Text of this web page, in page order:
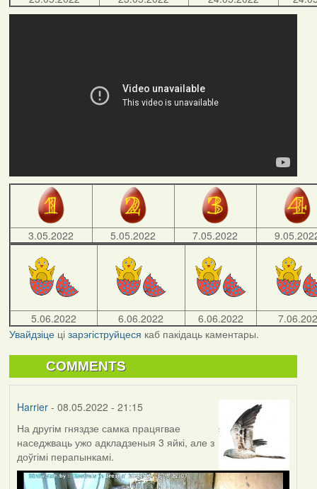
3.05.2022 5.05.2022 7.05.2022
5.06.2022 6.06.2022 6.06.2022
Увайдзіцеці зарэгіструйцеся каб пакідаць каментары.
COMMENTS
Harrier- 08.05.2022 - 21:15
На другім гняздзе самка працягвае
наседжваць ужо адкладзеныя 3 яйкі, але з
доўгімі перапынкамі.